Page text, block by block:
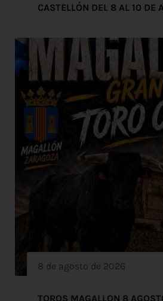
CASTELLÓN DEL 8 AL 10 DE
8 de agosto de 2026
TOROS MAGALLON 8